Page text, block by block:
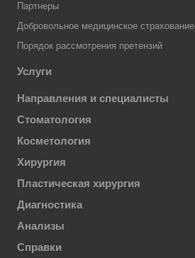
Партнеры
Добровольное медицинское
Порядок рассмотрения претензий
Услуги
Направления и специалисты
Стоматология
Косметология
Хирургия
Пластическая хирургия
Диагностика
Анализы
Справки